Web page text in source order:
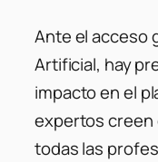
Ante el acceso
Artificial, hay
impacto en el
expertos creen
todas las